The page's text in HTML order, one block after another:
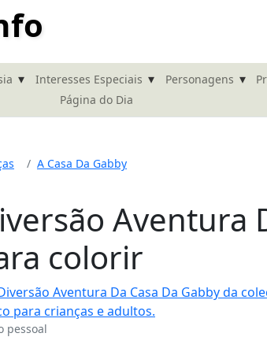
▾ Interesses Especiais ▾ Personagens ▾
Página do Dia
A Casa Da Gabby
Aventura
colorir
pessoal